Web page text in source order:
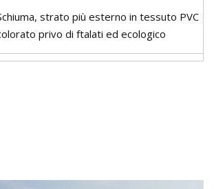
strato più esterno in tessuto PVC
privo di ftalati ed ecologico